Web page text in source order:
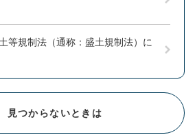
等規制法（通称：盛土規制法）に
見つからないときは